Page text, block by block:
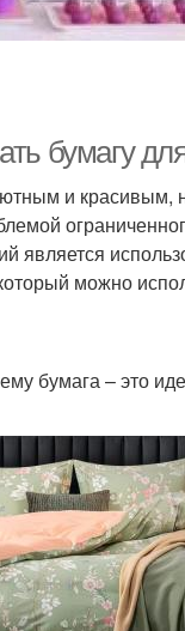
бумагу
и красивым,
является
можно
бумага – это